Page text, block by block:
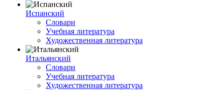
Испанский
Словари
Учебная литература
Художественная литература
Итальянский
Словари
Учебная литература
Художественная литература